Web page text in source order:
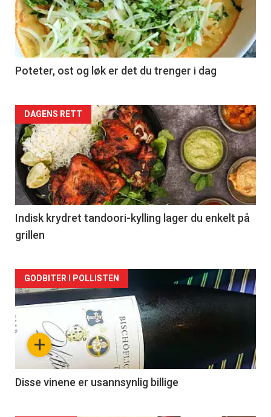
Poteter, ost og løk er det du trenger i dag
Forsiden
akkurat
nå
-
2
DAGENS RETT
Indisk krydret tandoori-kylling lager du enkelt på
grillen
Forsiden
akkurat
nå
3
+
GODBITER I POLLISTEN
Disse vinene er usannsynlig billige